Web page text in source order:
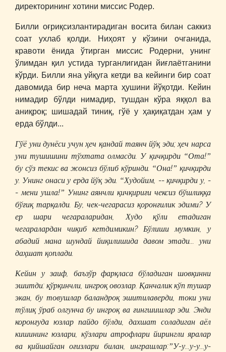
директорининг хотини миссис Родер.
Билли оғриқсизлантирадиган восита билан саккиз
соат ухлаб қолди. Ниҳоят у кўзини очганида,
кравоти ёнида ўтирган миссис Родерни, унинг
ўлимдан қил устида турганлигидан йиғлаётганини
кўрди. Билли яна уйқуга кетди ва кейинги бир соат
давомида бир неча марта ҳушини йўқотди. Кейин
нимадир бўлди нимадир, тушдан кўра яққол ва
аниқроқ; шишадай тиниқ, гўё у ҳақиқатдан ҳам у
ерда бўлди...
Гўё уни дунёси учун ҳеч қандай таянч йўқ эди; ҳеч нарса
уни тушишини тўхтата олмасди. У қичқирди “Ота!”
бу сўз текис ва жонсиз бўлиб кўринди. “Она!” қичқирди
у. Унинг онаси у ерда йўқ эди. “Худойим, -- қичқирди у, -
- мени ушла!” Унинг аянчли қичқириғи чексиз бўшлиққа
бўғиқ тарқалди. Бу, чек-чегарасиз қоронғилик эдими? У
ер шари чегараларидан, Худо қўли етадиган
чегаралардан чиқиб кетдимикин? Бўлиши мумкин, у
абадий мана шундай йиқилишида давом этади... уни
даҳшат қоплади.
Кейин у заиф, баъзўр фарқласа бўладиган шовқинни
эшитди: қўрқинчли, ингроқ овозлар. Қанчалик кўп тушар
экан, бу товушлар баландроқ эшитилаверди, токи уни
тўлиқ ўраб олгунча бу ингроқ ва ғингшишлар эди. Энди
коронғуда юзлар пайдо бўлди, дахшат соладиган аёл
кишининг юзлари, кўзлари атрофлари йирингли яралар
ва қийшайган оғизлари билан, инграшлар:”У-у...у-у...у-